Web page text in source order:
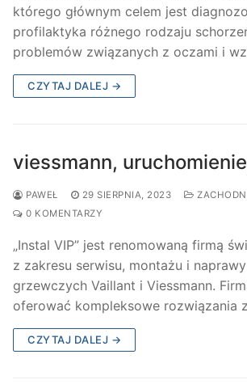
którego głównym celem jest
profilaktyka różnego rodzaju
problemów związanych z oczami i
CZYTAJ DALEJ →
viessmann,
PAWEŁ 29 SIERPNIA, 2023
0 KOMENTARZY
„Instal VIP” jest renomowaną firmą
z zakresu serwisu, montażu i
grzewczych Vaillant i Viessmann.
oferować kompleksowe rozwiązania
CZYTAJ DALEJ →